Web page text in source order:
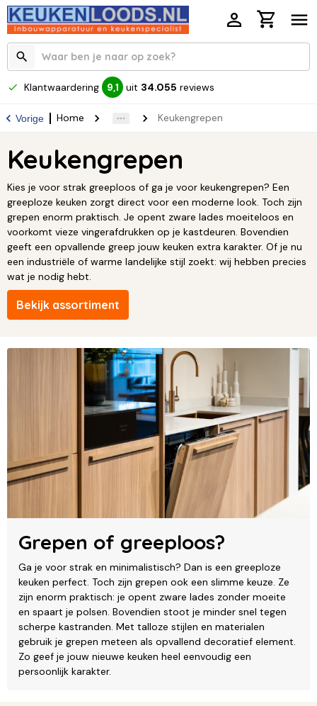
Klantwaardering 9,1 uit 34.055 reviews
Vorige Home Keukengrepen
Keukengrepen
Kies je voor strak greeploos of ga je voor keukengrepen? Een
greeploze keuken zorgt direct voor een moderne look. Toch zijn
grepen enorm praktisch. Je opent zware lades moeiteloos en
voorkomt vieze vingerafdrukken op je kastdeuren. Bovendien
geeft een opvallende greep jouw keuken extra karakter. Of je nu
een industriële of warme landelijke stijl zoekt: wij hebben precies
wat je nodig hebt.
Bekijk assortiment
Grepen of greeploos?
Ga je voor strak en minimalistisch? Dan is een greeploze
keuken perfect. Toch zijn grepen ook een slimme keuze. Ze
zijn enorm praktisch: je opent zware lades zonder moeite
en spaart je polsen. Bovendien stoot je minder snel tegen
scherpe kastranden. Met talloze stijlen en materialen
gebruik je grepen meteen als opvallend decoratief element.
Zo geef je jouw nieuwe keuken heel eenvoudig een
persoonlijk karakter.